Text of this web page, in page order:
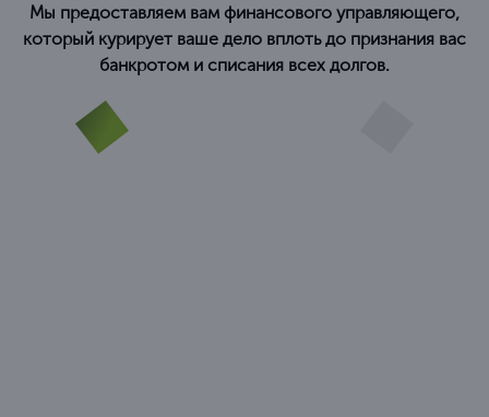
Мы предоставляем вам финансового управляющего,
который курирует ваше дело вплоть до признания вас
банкротом и списания всех долгов.